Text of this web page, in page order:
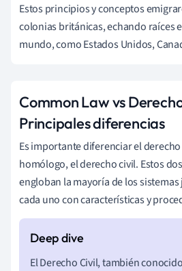
Estos principios y conceptos
colonias británicas, echando raíces
mundo, como Estados Unidos,
Common Law vs
Principales diferencias
Es importante diferenciar el
homólogo, el derecho civil. Estos
engloban la mayoría de los
cada uno con características y
El Derecho Civil, también